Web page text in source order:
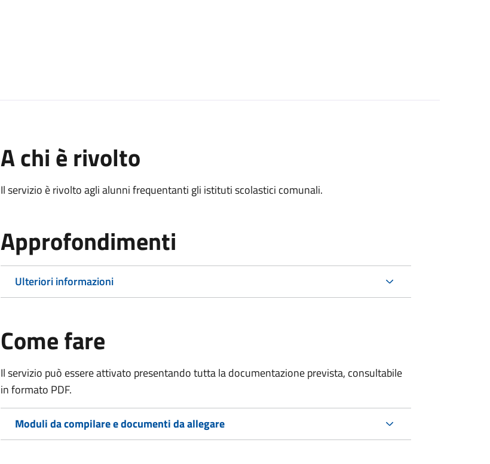
A chi è rivolto
Il servizio è rivolto agli alunni frequentanti gli istituti scolastici comunali.
Approfondimenti
Ulteriori informazioni
Come fare
Il servizio può essere attivato presentando tutta la documentazione prevista, consultabile
in formato PDF.
Moduli da compilare e documenti da allegare